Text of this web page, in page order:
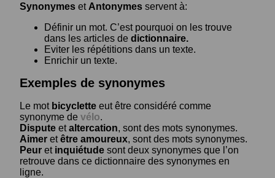
Synonymes et Antonymes servent à:
Définir un mot. C’est pourquoi on les trouve
dans les articles de dictionnaire.
Eviter les répétitions dans un texte.
Enrichir un texte.
Exemples de synonymes
Le mot bicyclette eut être considéré comme
synonyme de vélo.
Dispute etaltercation, sont des mots synonymes.
Aimer etêtre amoureux, sont des mots synonymes.
Peur et inquiétude sont deux synonymes que l’on
retrouve dans ce dictionnaire des synonymes en
ligne.